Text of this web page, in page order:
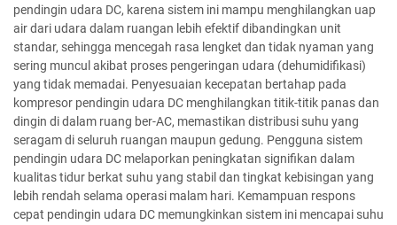
pendingin udara DC, karena sistem ini mampu menghilangkan uap
air dari udara dalam ruangan lebih efektif dibandingkan unit
standar, sehingga mencegah rasa lengket dan tidak nyaman yang
sering muncul akibat proses pengeringan udara (dehumidifikasi)
yang tidak memadai. Penyesuaian kecepatan bertahap pada
kompresor pendingin udara DC menghilangkan titik-titik panas dan
dingin di dalam ruang ber-AC, memastikan distribusi suhu yang
seragam di seluruh ruangan maupun gedung. Pengguna sistem
pendingin udara DC melaporkan peningkatan signifikan dalam
kualitas tidur berkat suhu yang stabil dan tingkat kebisingan yang
lebih rendah selama operasi malam hari. Kemampuan respons
cepat pendingin udara DC memungkinkan sistem ini mencapai suhu